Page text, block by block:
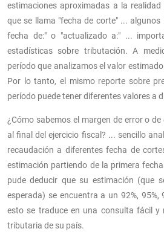
estimaciones aproximadas a la
que se llama "fecha de corte" ...
fecha de:" o "actualizado a:" ...
estadísticas sobre tributación. A
período que analizamos el valor
Por lo tanto, el mismo reporte sobre
período puede tener diferentes valores a
¿Cómo sabemos el margen de error o
al final del ejercicio fiscal? ... sencillo
recaudación a diferentes fecha de
estimación partiendo de la primera
pude deducir que su estimación (que
esperada) se encuentra a un 92%,
esto se traduce en una consulta fácil
tributaria de su país.